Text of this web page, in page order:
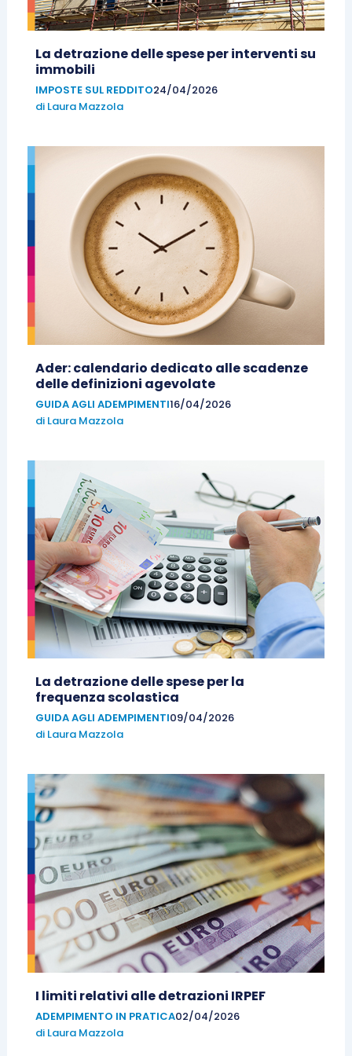
La detrazione delle spese per interventi su
immobili
IMPOSTE SUL REDDITO24/04/2026
di Laura Mazzola
Ader: calendario dedicato alle scadenze
delle definizioni agevolate
GUIDA AGLI ADEMPIMENTI16/04/2026
di Laura Mazzola
La detrazione delle spese per la
frequenza scolastica
GUIDA AGLI ADEMPIMENTI09/04/2026
di Laura Mazzola
I limiti relativi alle detrazioni IRPEF
ADEMPIMENTO IN PRATICA02/04/2026
di Laura Mazzola